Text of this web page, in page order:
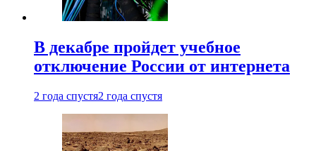
В декабре пройдет учебное
отключение России от интернета
2 года спустя2 года спустя